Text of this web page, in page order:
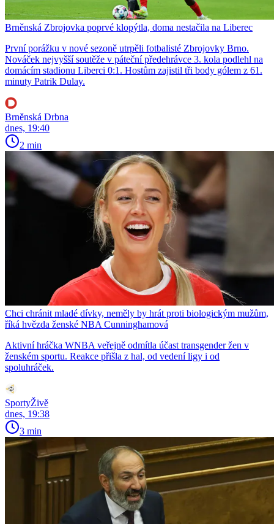
Brněnská Zbrojovka poprvé klopýtla, doma nestačila na Liberec
První porážku v nové sezoně utrpěli fotbalisté Zbrojovky Brno.
Nováček nejvyšší soutěže v páteční předehrávce 3. kola podlehl na
domácím stadionu Liberci 0:1. Hostům zajistil tři body gólem z 61.
minuty Patrik Dulay.
Brněnská Drbna
dnes, 19:40
2 min
Chci chránit mladé dívky, neměly by hrát proti biologickým mužům,
říká hvězda ženské NBA Cunninghamová
Aktivní hráčka WNBA veřejně odmítla účast transgender žen v
ženském sportu. Reakce přišla z hal, od vedení ligy i od
spoluhráček.
SportyŽivě
dnes, 19:38
3 min